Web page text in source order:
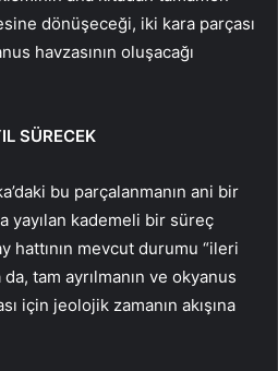
dönüşeceği, iki kara parçası
havzasının oluşacağı
SÜRECEK
bu parçalanmanın ani bir
yayılan kademeli bir süreç
hattının mevcut durumu “ileri
tam ayrılmanın ve okyanus
için jeolojik zamanın akışına